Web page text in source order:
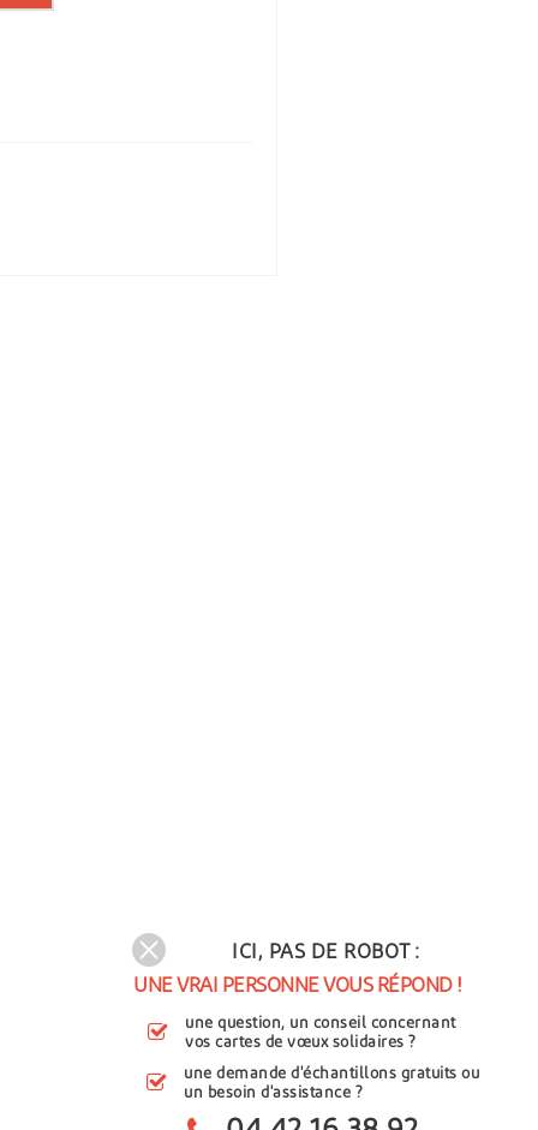
UNE VRAI PERSONNE VOUS RÉPOND !
une question, un conseil concernant
vos cartes de vœux solidaires ?
une demande d'échantillons gratuits ou
un besoin d'assistance ?
ICI, PAS DE ROBOT :